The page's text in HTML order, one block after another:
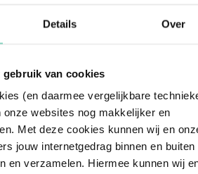
Details Over
gebruik van cookies
(en daarmee vergelijkbare
websites nog makkelijker en
Met deze cookies kunnen wij en
jouw internetgedrag binnen en buiten
en verzamelen. Hiermee kunnen wij